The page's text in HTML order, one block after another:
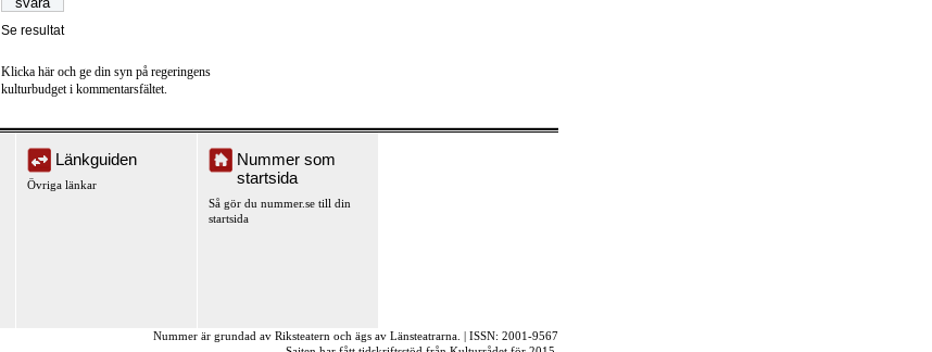
Se resultat
Klicka här och ge din syn på regeringens
kulturbudget i kommentarsfältet.
Länkguiden
Övriga länkar
Nummer som
startsida
Så gör du nummer.se till din
startsida
Nummer är grundad av Riksteatern och ägs av Länsteatrarna. | ISSN: 2001-9567